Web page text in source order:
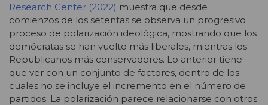
Research Center (2022) muestra que desde
comienzos de los setentas se observa un progresivo
proceso de polarización ideológica, mostrando que los
demócratas se han vuelto más liberales, mientras los
Republicanos más conservadores. Lo anterior tiene
que ver con un conjunto de factores, dentro de los
cuales no se incluye el incremento en el número de
partidos. La polarización parece relacionarse con otros